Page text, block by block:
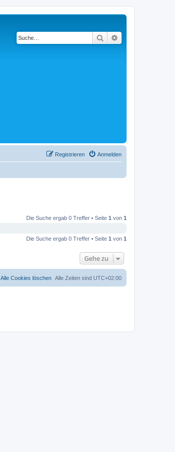
Suche
Anmelden
Registrieren
Die Suche ergab 0 Treffer • Seite 1 von 1
Die Suche ergab 0 Treffer • Seite 1 von 1
Gehe zu
Alle Zeiten sind UTC+02:00
Alle Cookies löschen